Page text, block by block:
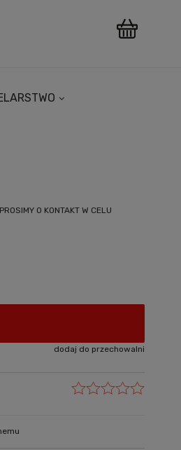
O KONTAKT W CELU
dodaj do przechowalni